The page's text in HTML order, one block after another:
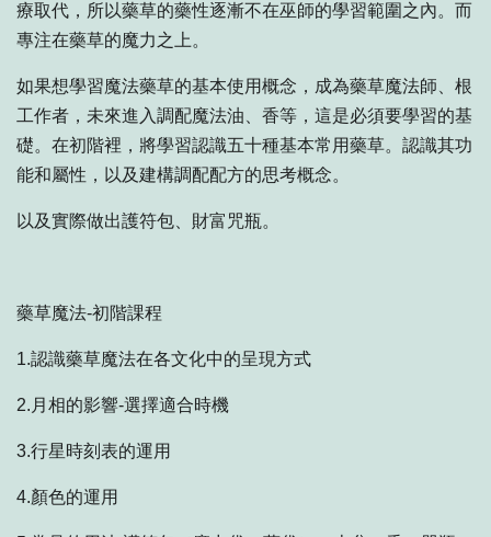
療取代，所以藥草的藥性逐漸不在巫師的學習範圍之內。而
專注在藥草的魔力之上。
如果想學習魔法藥草的基本使用概念，成為藥草魔法師、根
工作者，未來進入調配魔法油、香等，這是必須要學習的基
礎。在初階裡，將學習認識五十種基本常用藥草。認識其功
能和屬性，以及建構調配配方的思考概念。
以及實際做出護符包、財富咒瓶。
藥草魔法-初階課程
1.認識藥草魔法在各文化中的呈現方式
2.月相的影響-選擇適合時機
3.行星時刻表的運用
4.顏色的運用